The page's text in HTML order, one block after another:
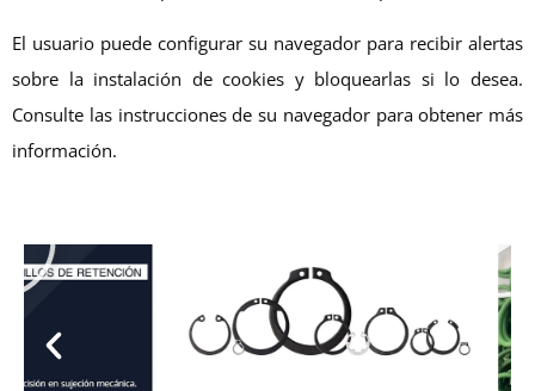
El usuario puede configurar su navegador para recibir alertas
sobre la instalación de cookies y bloquearlas si lo desea.
Consulte las instrucciones de su navegador para obtener más
información.